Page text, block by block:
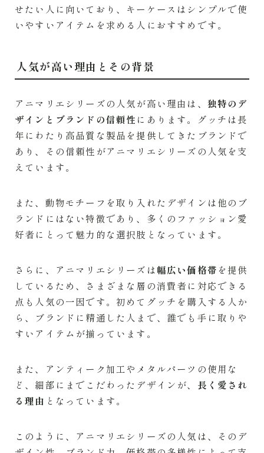
せたい人に向いており、キーケースはシンプルで使
いやすいアイテムを求める人におすすめです。
人気が高い理由とその背景
アニマリエシリーズの人気が高い理由は、 独特のデ
ザインとブランドの信頼性 にあります。グッチは長
年にわたり高品質な製品を提供してきたブランドで
あり、その信頼性がアニマリエシリーズの人気を支
えています。
また、動物モチーフを取り入れたデザインは他のブ
ランドにはない特徴であり、多くのファッション愛
好者にとって魅力的な選択肢となっています。
さらに、アニマリエシリーズは幅広い価格帯 を提供
しているため、さまざまな層の消費者に対応できる
点も人気の一因です。初めてグッチを購入する人か
ら、ブランドに精通した人まで、誰でも手に取りや
すいアイテムが揃っています。
また、アンティーク加工やメタルパーツの使用な
ど、細部にまでこだわったデザインが、 長く愛され
る理由 となっています。
このように、アニマリエシリーズの人気は、そのデ